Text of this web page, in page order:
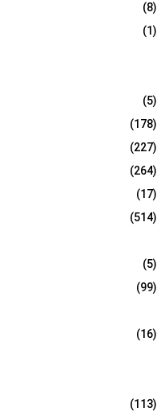
(8)
(1)
(5)
(178)
(227)
(264)
(17)
(514)
(5)
(99)
(16)
(113)